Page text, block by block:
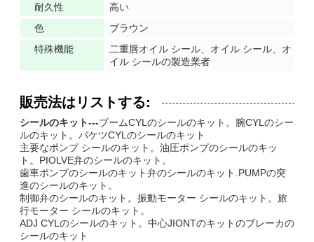
耐久性
高い
色
ブラウン
特殊機能
二重唇オイル シール、オイル シール、オ
イル シールの製造業者
販売法はリストする:
シールのキット---ブームCYLのシールのキット。腕CYLのシー
ルのキット。バケツCYLのシールのキット
主要なポンプ シールのキット。油圧ポンプのシールのキッ
ト。PIOLVE弁のシールのキット。
歯車ポンプのシールのキット弁のシールのキット.PUMPの突
進のシールのキット。
制御弁のシールのキット。振動モーター シールのキット。旅
行モーター シールのキット。
ADJ CYLのシールのキット。中心JIONTのキットのブレーカの
シールのキット